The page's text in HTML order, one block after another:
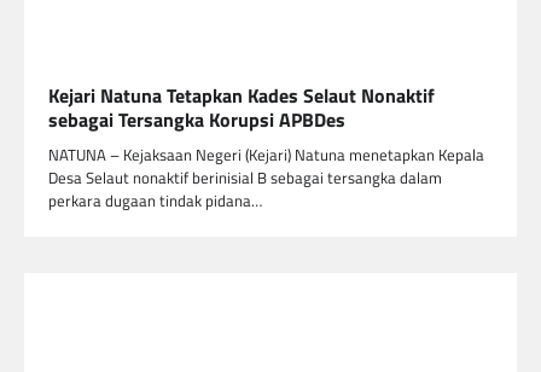
Kejari Natuna Tetapkan Kades Selaut Nonaktif
sebagai Tersangka Korupsi APBDes
NATUNA – Kejaksaan Negeri (Kejari) Natuna menetapkan Kepala
Desa Selaut nonaktif berinisial B sebagai tersangka dalam
perkara dugaan tindak pidana…